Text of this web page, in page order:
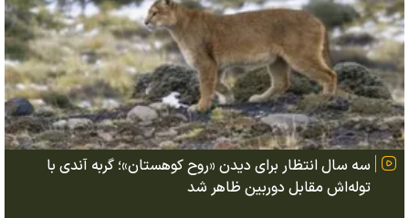
سه سال انتظار برای دیدن «روح کوهستان»؛ گربه آندی با
توله‌اش مقابل دوربین ظاهر شد